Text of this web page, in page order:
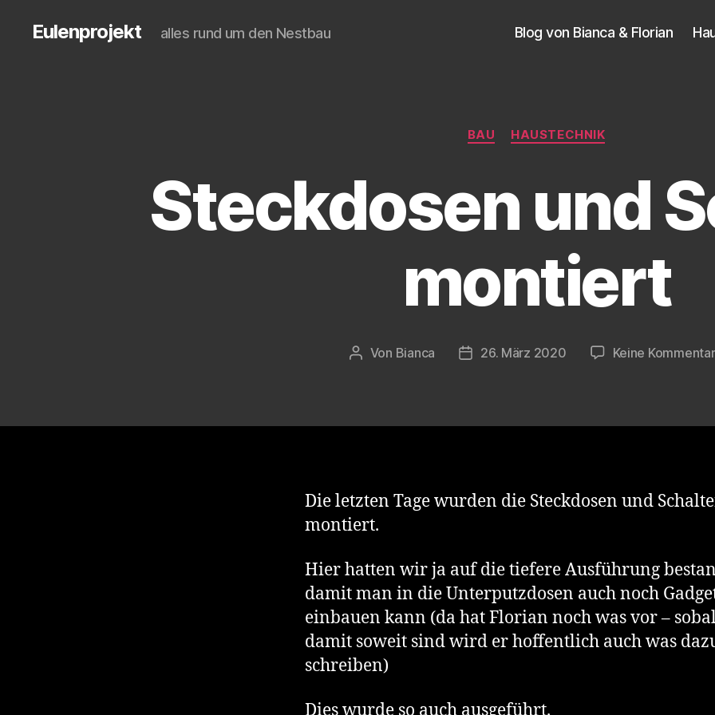
Eulenprojekt alles rund um den Nestbau Blog von Bianca & Florian
Kategorien
BAU HAUSTECHNIK
Steckdosen und
montiert
Beitragsautor
Von Bianca Veröffentlichungsdatum
26. März 2020 Keine
Die letzten Tage wurden die Steckdosen und
montiert.
Hier hatten wir ja auf die tiefere Ausführung
damit man in die Unterputzdosen auch noch
einbauen kann (da hat Florian noch was vor –
damit soweit sind wird er hoffentlich auch was
schreiben)
Dies wurde so auch ausgeführt.